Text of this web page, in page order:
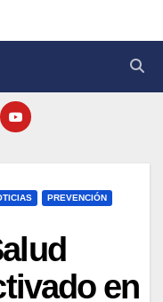
PREVENCIÓN
en